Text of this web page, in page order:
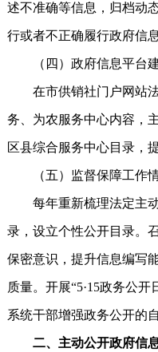
述不准确等信息，归档动
行或者不正确履行政府信
（四）政府信息平台
在市供销社门户网站法
务、为农服务中心内容，
区县综合服务中心目录，
（五）监督保障工作
每年重新梳理法定主动
录，设立个性公开目录。
保密意识，提升信息编写
质量。开展“5·15政务公
系统干部增强政务公开的
二、主动公开政府信